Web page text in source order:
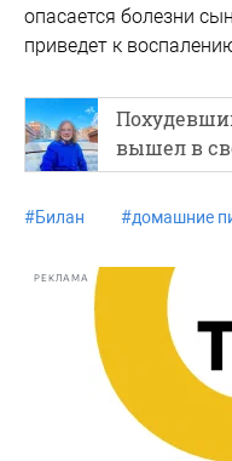
опасается болезни
приведет к
вышел в
#Билан #домашние
РЕКЛАМА